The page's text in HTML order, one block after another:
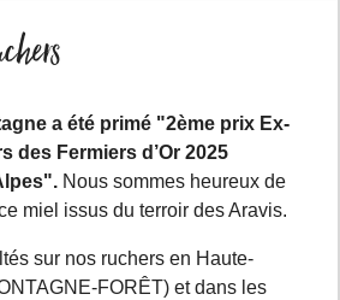
a été primé "2ème prix Ex-
des Fermiers d’Or 2025
Nous sommes heureux de
miel issus du terroir des Aravis.
sur nos ruchers en Haute-
FORÊT) et dans les